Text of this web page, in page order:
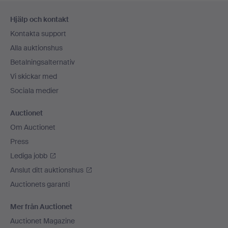
Hjälp och kontakt
Kontakta support
Alla auktionshus
Betalningsalternativ
Vi skickar med
Sociala medier
Auctionet
Om Auctionet
Press
Lediga jobb
Anslut ditt auktionshus
Auctionets garanti
Mer från Auctionet
Auctionet Magazine